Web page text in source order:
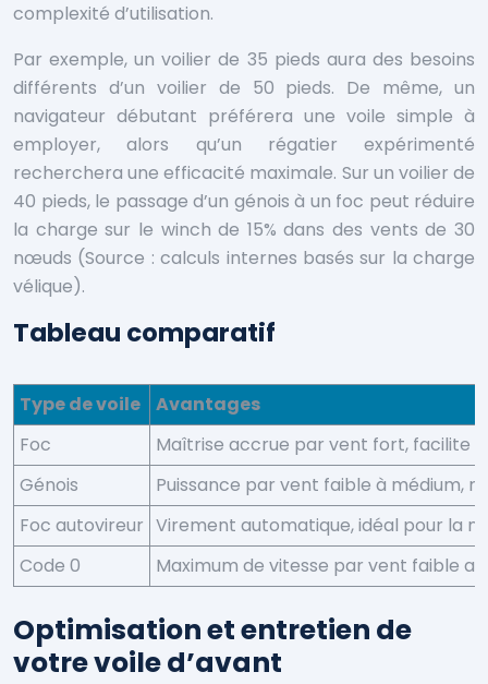
complexité d’utilisation.
Par exemple, un voilier de 35 pieds aura des besoins
différents d’un voilier de 50 pieds. De même, un
navigateur débutant préférera une voile simple à
employer, alors qu’un régatier expérimenté
recherchera une efficacité maximale. Sur un voilier de
40 pieds, le passage d’un génois à un foc peut réduire
la charge sur le winch de 15% dans des vents de 30
nœuds (Source : calculs internes basés sur la charge
vélique).
Tableau comparatif
Type de voile
Avantages
Foc
Maîtrise accrue par vent fort, facilite
Génois
Puissance par vent faible à médium,
Foc autovireur Virement automatique, idéal pour la
Code 0
Maximum de vitesse par vent faible
Optimisation et entretien de
votre voile d’avant